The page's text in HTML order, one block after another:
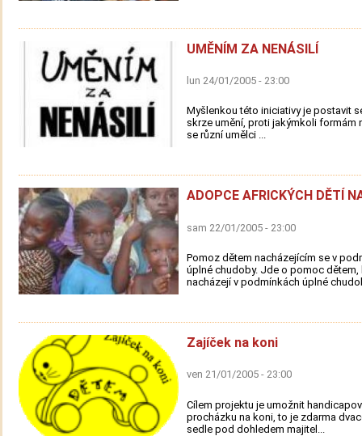
UMĚNÍM ZA NENÁSILÍ
lun 24/01/2005 - 23:00
Myšlenkou této iniciativy je postavit
skrze umění, proti jakýmkoli formám
se různí umělci ...
ADOPCE AFRICKÝCH DĚTÍ
sam 22/01/2005 - 23:00
Pomoz dětem nacházejícím se v
úplné chudoby. Jde o pomoc dětem,
nacházejí v podmínkách úplné
Zajíček na koni
ven 21/01/2005 - 23:00
Cílem projektu je umožnit
procházku na koni, to je zdarma
sedle pod dohledem majitel...